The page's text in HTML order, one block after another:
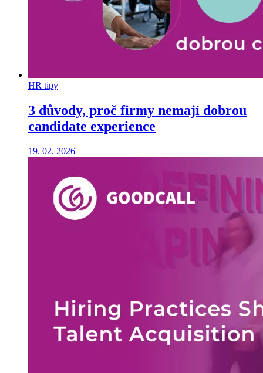
HR tipy
3 důvody, proč firmy nemají dobrou
candidate experience
19. 02. 2026